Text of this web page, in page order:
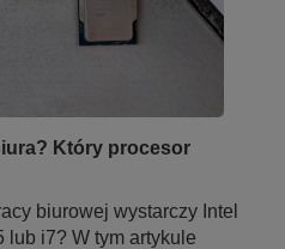
Który procesor
biurowej wystarczy Intel
lub i7? W tym artykule